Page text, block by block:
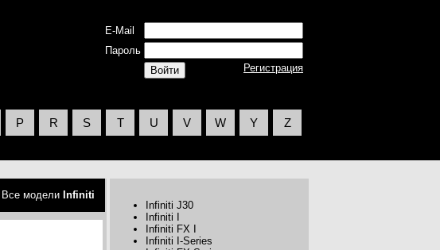
E-Mail
Пароль
Регистрация
P R S T U V W Y Z
Все модели Infiniti
Infiniti J30
Infiniti I
Infiniti FX I
Infiniti I-Series